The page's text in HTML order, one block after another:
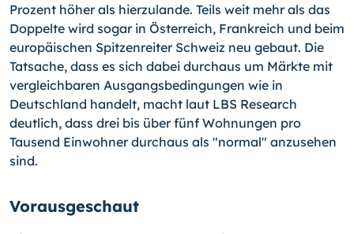
Prozent höher als hierzulande. Teils weit mehr als das
Doppelte wird sogar in Österreich, Frankreich und beim
europäischen Spitzenreiter Schweiz neu gebaut. Die
Tatsache, dass es sich dabei durchaus um Märkte mit
vergleichbaren Ausgangsbedingungen wie in
Deutschland handelt, macht laut LBS Research
deutlich, dass drei bis über fünf Wohnungen pro
Tausend Einwohner durchaus als "normal" anzusehen
sind.
Vorausgeschaut